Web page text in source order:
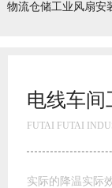
物流仓储工业风扇安
高大空间
FUTAI FUTAI
模具模胚车间工业大风扇通风